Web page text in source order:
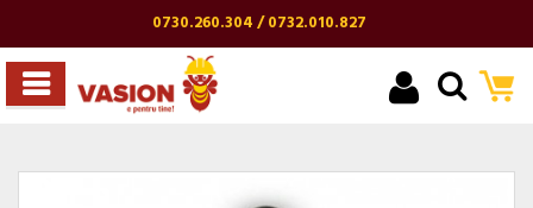
0730.260.304 / 0732.010.827